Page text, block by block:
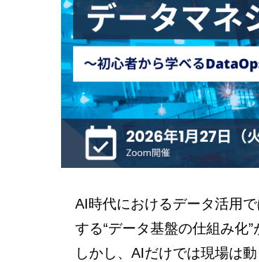
AI時代におけるデータ活用
する“データ基盤の仕組み化”
しかし、AIだけでは現場は動